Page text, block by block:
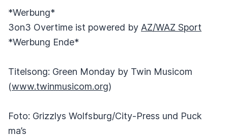
*Werbung*
3on3 Overtime ist powered by AZ/WAZ Sport
*Werbung Ende*
Titelsong: Green Monday by Twin Musicom
(www.twinmusicom.org)
Foto: Grizzlys Wolfsburg/City-Press und Puck
ma’s